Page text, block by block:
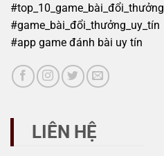
#top_10_game_bài_đổi_thưởng
#game_bài_đổi_thưởng_uy_tín
#app game đánh bài uy tín
LIÊN HỆ